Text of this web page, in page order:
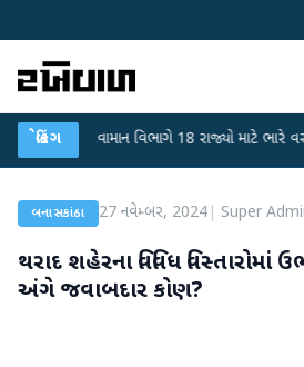
બ્રેકિંગ
હવામાન વિભાગે 18 રાજ્યો માટે ભારે વરસાદની
બનાસકાંઠા 27 નવેમ્બર, 2024| Super
થરાદ શહેરના વિવિધ વિસ્તારોમાં
અંગે જવાબદાર કોણ?